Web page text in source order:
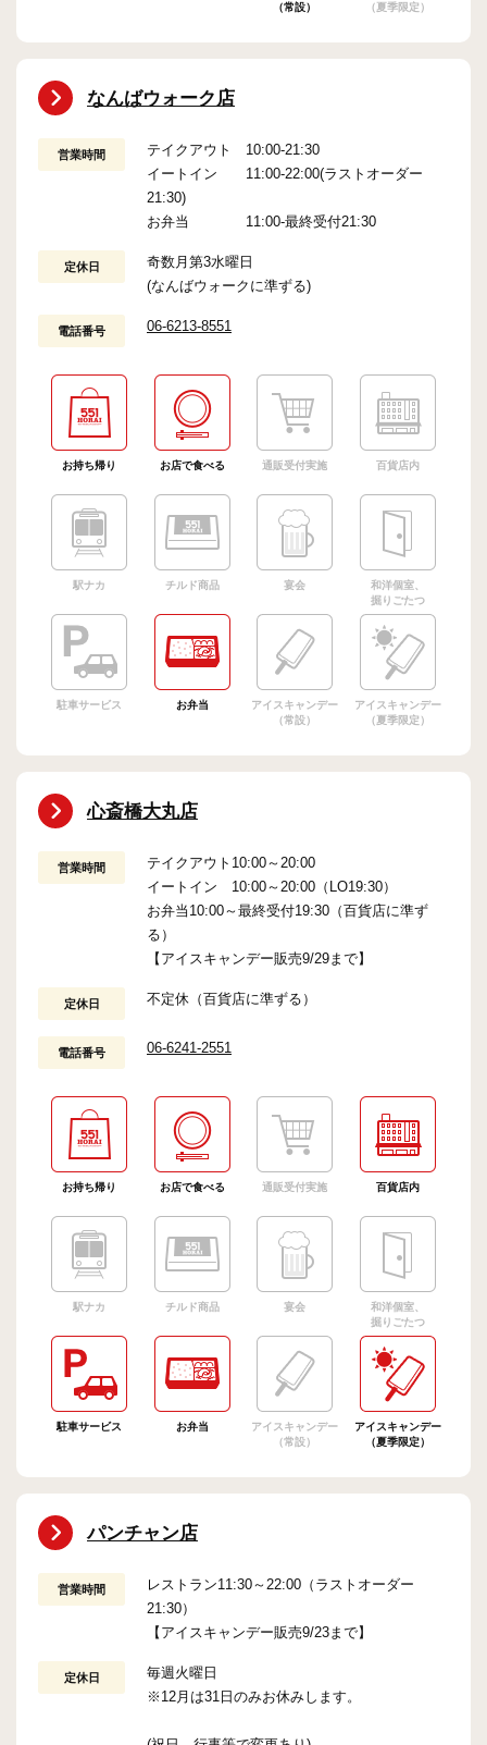
（常設）
（夏季限定）
なんばウォーク店
営業時間
テイクアウト 10:00-21:30
イートイン 11:00-22:00(ラストオーダー
21:30)
お弁当 11:00-最終受付21:30
定休日
奇数月第3水曜日
(なんばウォークに準ずる)
電話番号 06-6213-8551
お持ち帰り お店で食べる 通販受付実施 百貨店内
駅ナカ チルド商品 宴会
和洋個室、
掘りごたつ
駐車サービス お弁当
アイスキャンデー
（常設）
アイスキャンデー
（夏季限定）
心斎橋大丸店
営業時間
テイクアウト10:00～20:00
イートイン 10:00～20:00（LO19:30）
お弁当10:00～最終受付19:30（百貨店に準ず
る）
【アイスキャンデー販売9/29まで】
定休日 不定休（百貨店に準ずる）
電話番号 06-6241-2551
お持ち帰り お店で食べる 通販受付実施 百貨店内
駅ナカ チルド商品 宴会
和洋個室、
掘りごたつ
駐車サービス お弁当
アイスキャンデー
（常設）
アイスキャンデー
（夏季限定）
パンチャン店
営業時間
レストラン11:30～22:00（ラストオーダー
21:30）
【アイスキャンデー販売9/23まで】
定休日
毎週火曜日
※12月は31日のみお休みします。